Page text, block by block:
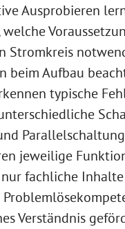
Ausprobieren
Stromkreis
beim Aufbau
typische
jeweilige
fachliche
Verständnis